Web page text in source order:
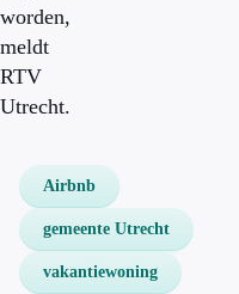
worden,
meldt
RTV
Utrecht.
Airbnb
gemeente Utrecht
vakantiewoning